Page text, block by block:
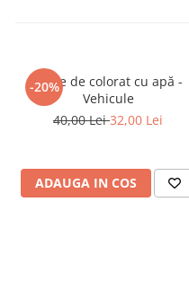
-20%
Carte de colorat cu apă -
Vehicule
40,00 Lei32,00 Lei
ADAUGA IN COS